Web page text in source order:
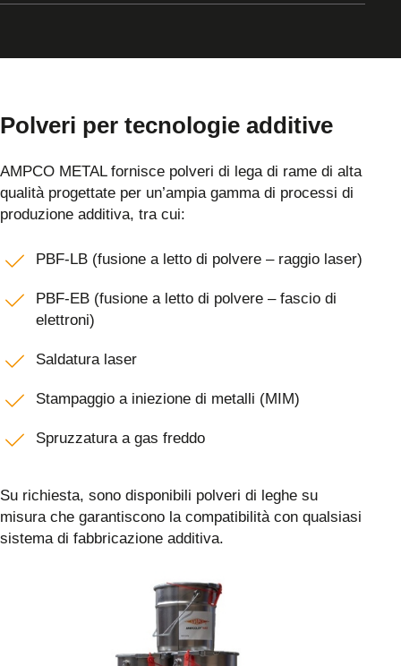
Polveri per tecnologie additive
AMPCO METAL fornisce polveri di lega di rame di alta
qualità progettate per un’ampia gamma di processi di
produzione additiva, tra cui:
PBF-LB (fusione a letto di polvere – raggio laser)
PBF-EB (fusione a letto di polvere – fascio di
elettroni)
Saldatura laser
Stampaggio a iniezione di metalli (MIM)
Spruzzatura a gas freddo
Su richiesta, sono disponibili polveri di leghe su
misura che garantiscono la compatibilità con qualsiasi
sistema di fabbricazione additiva.